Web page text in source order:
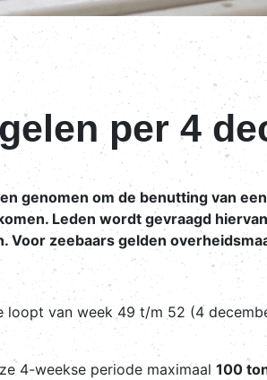
per 4
genomen om de benutting van
Leden wordt gevraagd
Voor zeebaars gelden
van week 49 t/m 52 (4
4-weekse periode maximaal 100